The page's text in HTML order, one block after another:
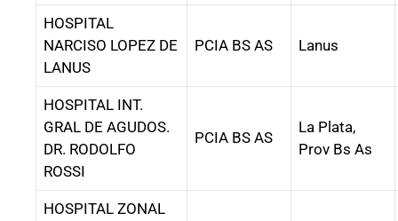
HOSPITAL
NARCISO LOPEZ DE
LANUS
PCIA BS AS Lanus
HOSPITAL INT.
GRAL DE AGUDOS.
DR. RODOLFO
ROSSI
PCIA BS AS
La Plata,
Prov Bs As
HOSPITAL ZONAL